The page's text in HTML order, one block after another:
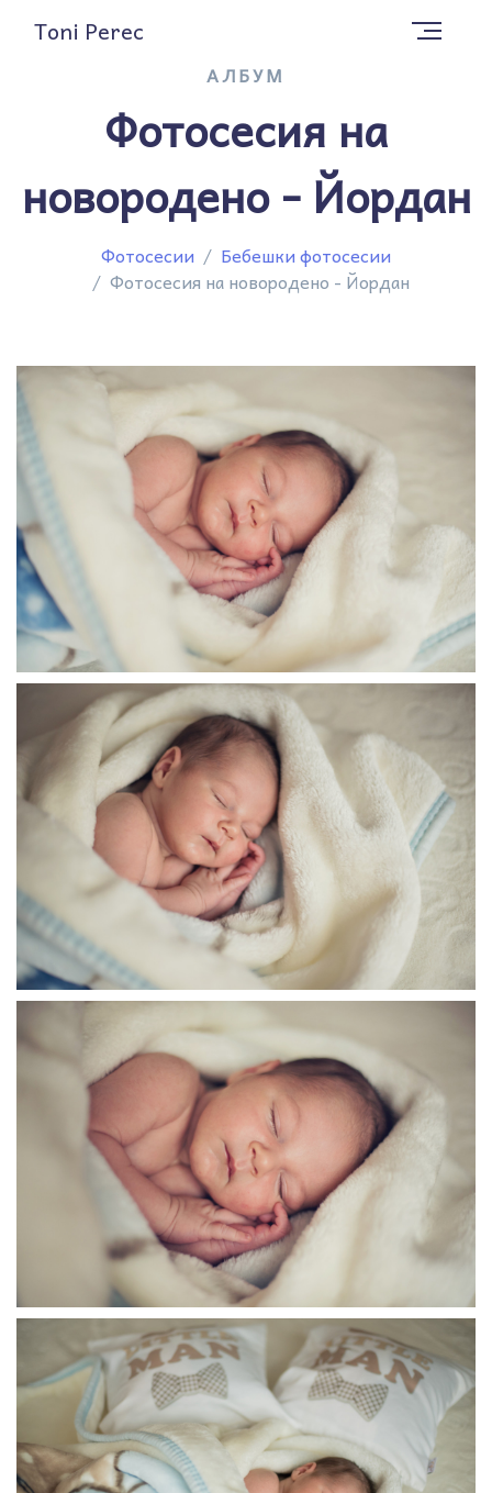
Toni Perec
АЛБУМ
Фотосесия на
новородено - Йордан
Фотосесии
Бебешки фотосесии
Фотосесия на новородено - Йордан